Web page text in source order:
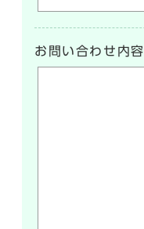
お問い合わせ内容